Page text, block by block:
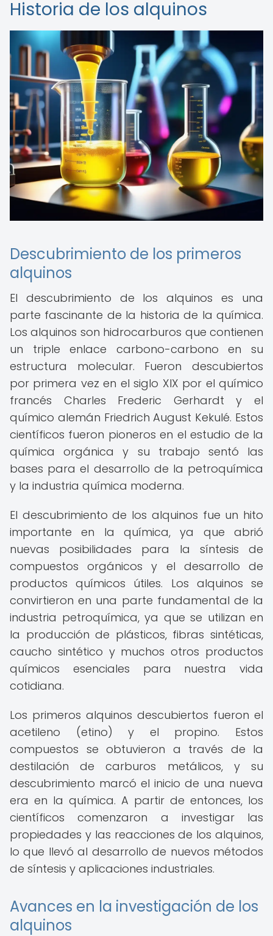
Historia de los alquinos
Descubrimiento de los primeros
alquinos
El descubrimiento de los alquinos es una
parte fascinante de la historia de la química.
Los alquinos son hidrocarburos que contienen
un triple enlace carbono-carbono en su
estructura molecular. Fueron descubiertos
por primera vez en el siglo XIX por el químico
francés Charles Frederic Gerhardt y el
químico alemán Friedrich August Kekulé. Estos
científicos fueron pioneros en el estudio de la
química orgánica y su trabajo sentó las
bases para el desarrollo de la petroquímica
y la industria química moderna.
El descubrimiento de los alquinos fue un hito
importante en la química, ya que abrió
nuevas posibilidades para la síntesis de
compuestos orgánicos y el desarrollo de
productos químicos útiles. Los alquinos se
convirtieron en una parte fundamental de la
industria petroquímica, ya que se utilizan en
la producción de plásticos, fibras sintéticas,
caucho sintético y muchos otros productos
químicos esenciales para nuestra vida
cotidiana.
Los primeros alquinos descubiertos fueron el
acetileno (etino) y el propino. Estos
compuestos se obtuvieron a través de la
destilación de carburos metálicos, y su
descubrimiento marcó el inicio de una nueva
era en la química. A partir de entonces, los
científicos comenzaron a investigar las
propiedades y las reacciones de los alquinos,
lo que llevó al desarrollo de nuevos métodos
de síntesis y aplicaciones industriales.
Avances en la investigación de los
alquinos